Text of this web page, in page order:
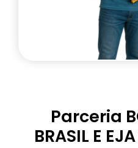
Parceria
BRASIL E